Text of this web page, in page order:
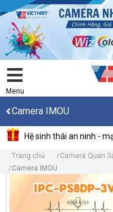
Menu
Camera IMOU
Hệ sinh thái an ninh -
Trang chủ Camera Quan
Camera IMOU